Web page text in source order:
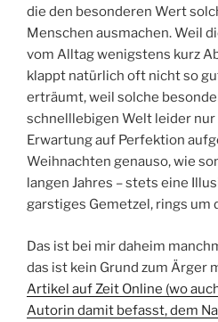
die den besonderen Wert
Menschen ausmachen. Weil
vom Alltag wenigstens kurz
klappt natürlich oft nicht so
erträumt, weil solche
schnelllebigen Welt leider
Erwartung auf Perfektion
Weihnachten genauso, wie
langen Jahres – stets eine
garstiges Gemetzel, rings um
Das ist bei mir daheim
das ist kein Grund zum Ärger
Artikel auf Zeit Online (wo
Autorin damit befasst, dem